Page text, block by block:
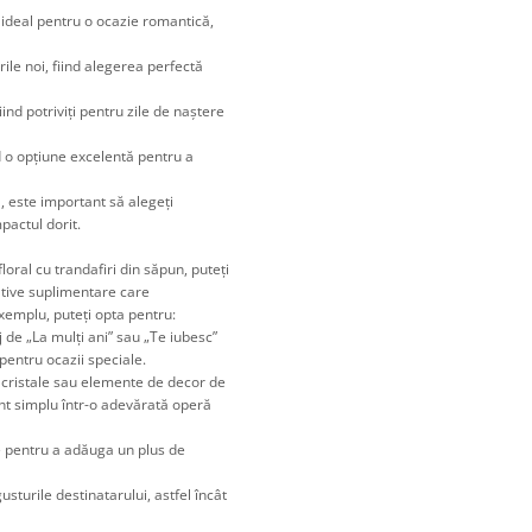
pentru o ocazie romantică,
noi, fiind alegerea perfectă
potriviți pentru zile de naștere
opțiune excelentă pentru a
este important să alegeți
dorit.
cu trandafiri din săpun, puteți
suplimentare care
puteți opta pentru:
„La mulți ani” sau „Te iubesc”
ocazii speciale.
sau elemente de decor de
simplu într-o adevărată operă
a adăuga un plus de
destinatarului, astfel încât